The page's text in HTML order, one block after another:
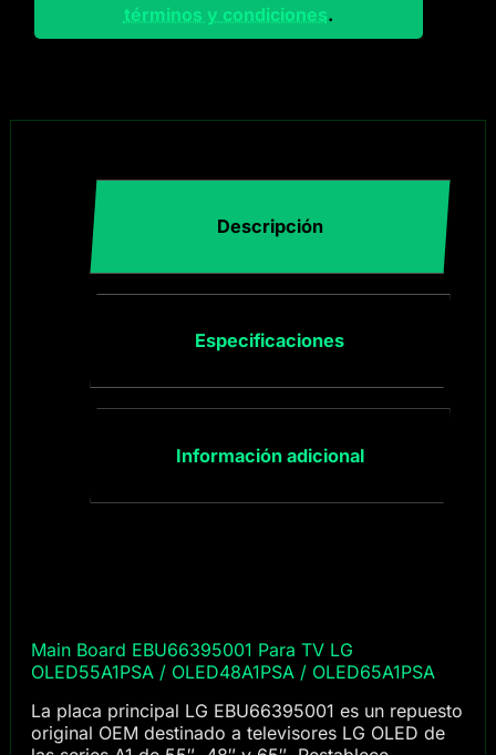
términos y condiciones.
Descripción
Especificaciones
Información adicional
Main Board EBU66395001 Para TV LG
OLED55A1PSA / OLED48A1PSA / OLED65A1PSA
La placa principal LG EBU66395001 es un repuesto
original OEM destinado a televisores LG OLED de